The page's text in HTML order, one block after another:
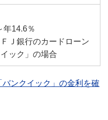
年14.6％
Ｊ銀行のカードローン
イック」の場合
ンクイック」の金利を確